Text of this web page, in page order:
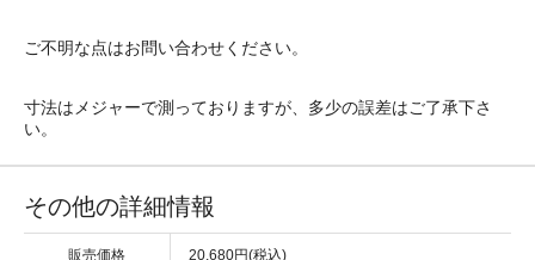
ご不明な点はお問い合わせください。
寸法はメジャーで測っておりますが、多少の誤差はご了承下さ
い。
その他の詳細情報
販売価格 20,680円(税込)